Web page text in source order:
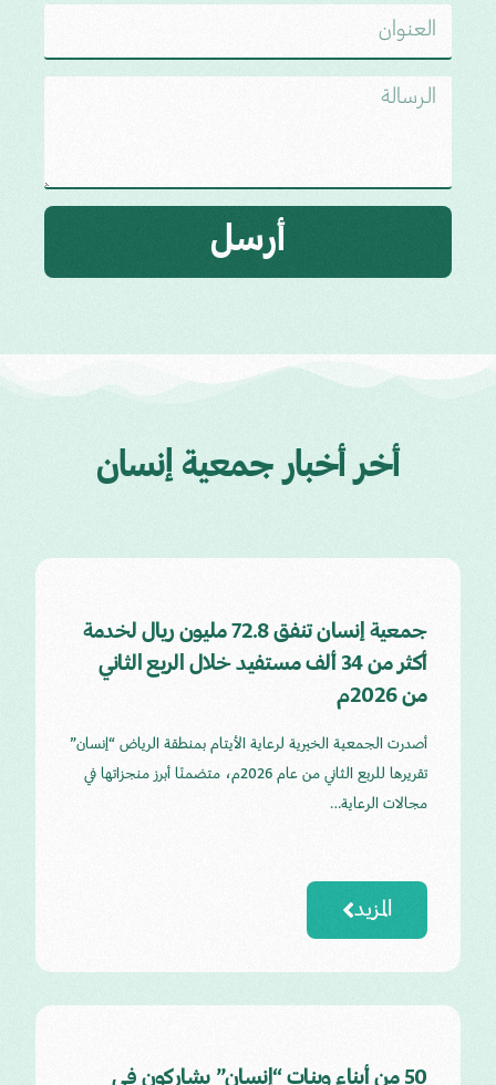
أرسل
أخر أخبار جمعية إنسان
جمعية إنسان تنفق 72.8 مليون ريال لخدمة
أكثر من 34 ألف مستفيد خلال الربع الثاني
من 2026م
أصدرت الجمعية الخيرية لرعاية الأيتام بمنطقة الرياض “إنسان”
تقريرها للربع الثاني من عام 2026م، متضمنًا أبرز منجزاتها في
مجالات الرعاية…
المزيد
50 من أبناء وبنات “إنسان” يشاركون في